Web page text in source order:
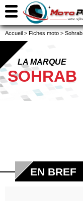
Accueil > Fiches moto > Sohrab
LA MARQUE
SOHRAB
EN BREF